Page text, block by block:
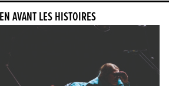
EN AVANT LES HISTOIRES